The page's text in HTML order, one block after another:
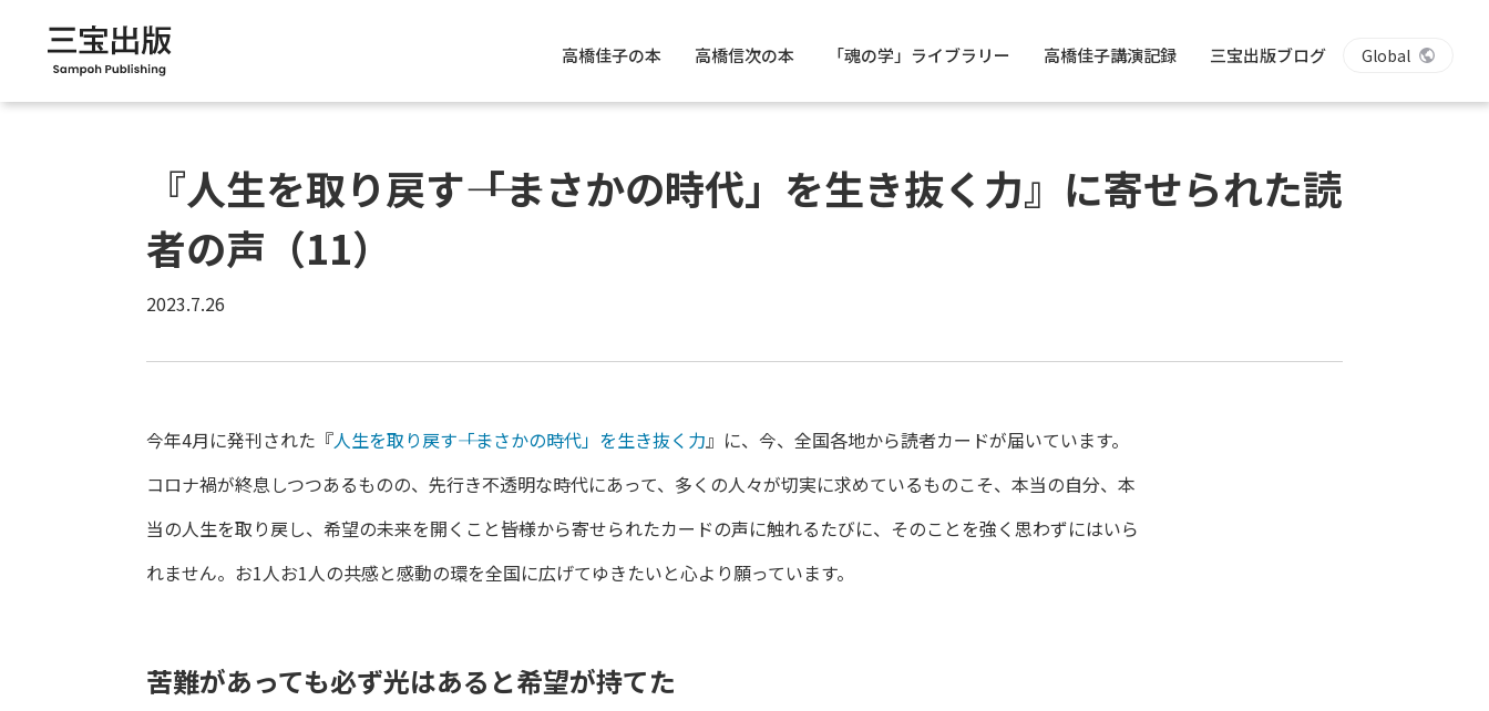
高橋佳子の本 高橋信次の本 「魂の学」ライブラリー 高橋佳子講演記録 三宝出版ブログ Global
『人生を取り戻す――「まさかの時代」を生き抜く力』に寄せられた読
者の声（11）
2023.7.26
今年4月に発刊された『人生を取り戻す――「まさかの時代」を生き抜く力』に、今、全国各地から読者カードが届いています。
コロナ禍が終息しつつあるものの、先行き不透明な時代にあって、多くの人々が切実に求めているものこそ、本当の自分、本
当の人生を取り戻し、希望の未来を開くこと――皆様から寄せられたカードの声に触れるたびに、そのことを強く思わずにはいら
れません。お1人お1人の共感と感動の環を全国に広げてゆきたいと心より願っています。
苦難があっても必ず光はあると希望が持てた